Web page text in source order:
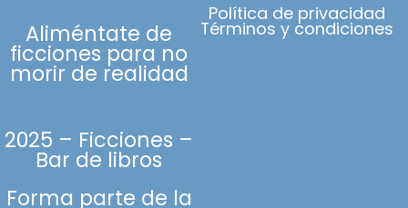
Aliméntate de
ficciones para no
morir de realidad
2025 – Ficciones –
Bar de libros
Forma parte de la
Política de privacidad
Términos y condiciones